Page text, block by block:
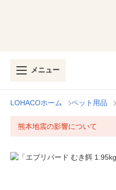
メニュー
LOHACOホーム ペット用品
熊本地震の影響について